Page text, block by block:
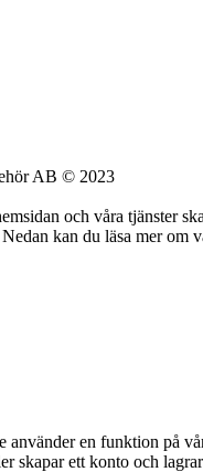
AB © 2023
och våra tjänster
kan du läsa mer om
använder en funktion på
skapar ett konto och